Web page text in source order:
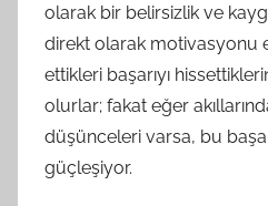
olarak bir belirsizlik ve
direkt olarak motivasyonu
ettikleri başarıyı
olurlar; fakat eğer
düşünceleri varsa, bu
güçleşiyor.